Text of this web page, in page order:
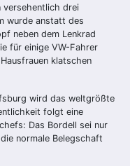
versehentlich drei
wurde anstatt des
neben dem Lenkrad
für einige VW-Fahrer
klatschen
wird das weltgrößte
folgt eine
Das Bordell sei nur
normale Belegschaft